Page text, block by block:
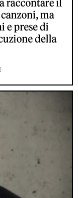
raccontare il
ma
e prese di
della